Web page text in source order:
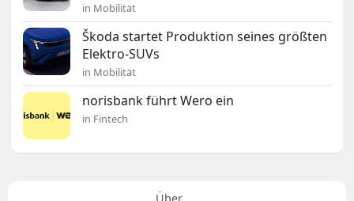
in Mobilität
Škoda startet Produktion seines größten
Elektro-SUVs
in Mobilität
norisbank führt Wero ein
in Fintech